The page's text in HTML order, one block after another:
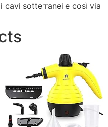
cavi sotterranei e così via